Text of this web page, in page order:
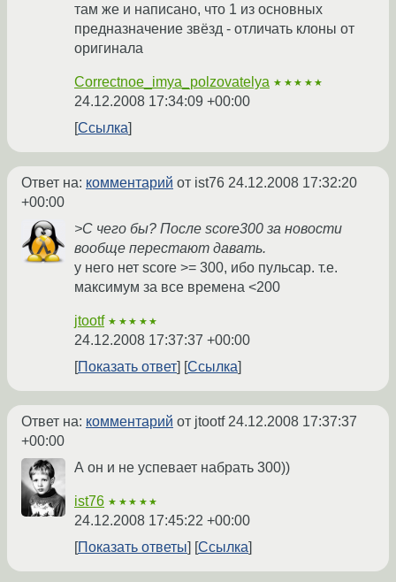
там же и написано, что 1 из основных
предназначение звёзд - отличать клоны от
оригинала
Correctnoe_imya_polzovatelya ★★★★★
24.12.2008 17:34:09 +00:00
Ссылка
Ответ на: комментарий от ist76 24.12.2008 17:32:20
+00:00
>С чего бы? После score300 за новости
вообще перестают давать.
у него нет score >= 300, ибо пульсар. т.е.
максимум за все времена <200
jtootf ★★★★★
24.12.2008 17:37:37 +00:00
Показать ответ
Ссылка
Ответ на: комментарий от jtootf 24.12.2008 17:37:37
+00:00
А он и не успевает набрать 300))
ist76 ★★★★★
24.12.2008 17:45:22 +00:00
Показать ответы
Ссылка